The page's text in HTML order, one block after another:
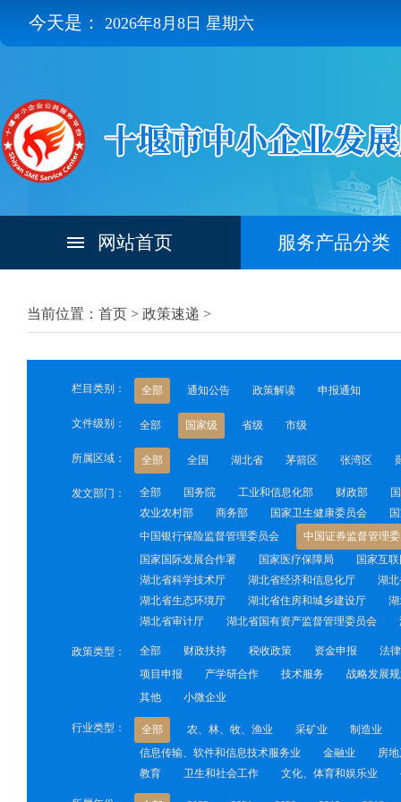
今天是： 2026年8月8日 星期六
网站首页 服务产品分类
当前位置：首页 > 政策速递 >
栏目类别： 全部 通知公告 政策解读 申报通知
文件级别： 全部 国家级 省级 市级
所属区域： 全部 全国 湖北省 茅箭区 张湾区
发文部门： 全部 国务院 工业和信息化部 财政部
农业农村部
商务部 国家卫生健康委员会
中国银行保险监督管理委员会
中国证券监督管理
国家国际发展合作署
国家医疗保障局
国家互
湖北省科学技术厅
湖北省经济和信息化厅
湖
湖北省生态环境厅
湖北省住房和城乡建设厅
湖北省审计厅
湖北省国有资产监督管理委员会
政策类型： 全部 财政扶持 税收政策 资金申报
法
项目申报
产学研合作 技术服务
战略发展
其他
小微企业
行业类型： 全部 农、林、牧、渔业 采矿业
制造业
信息传输、软件和信息技术服务业
金融业
房
教育
卫生和社会工作 文化、体育和娱乐业